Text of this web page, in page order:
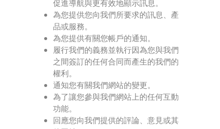
促進導航與更有效地顯示訊息。
為您提供您向我們所要求的訊息、產
品或服務。
為您提供有關您帳戶的通知。
履行我們的義務並執行因為您與我們
之間簽訂的任何合同而產生的我們的
權利。
通知您有關我們網站的變更。
為了讓您參與我們網站上的任何互動
功能。
回應您向我們提供的評論、意見或其